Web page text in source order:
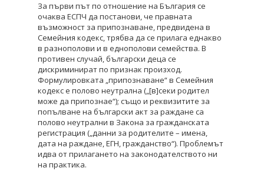
За първи път по отношение на България се
очаква ЕСПЧ да постанови, че правната
възможност за припознаване, предвидена в
Семейния кодекс, трябва да се прилага еднакво
в разнополови и в еднополови семейства. В
противен случай, български деца се
дискриминират по признак произход.
Формулировката „припознаване“ в Семейния
кодекс е полово неутрална („[в]секи родител
може да припознае“); също и реквизитите за
попълване на български акт за раждане са
полово неутрални в Закона за гражданската
регистрация („данни за родителите – имена,
дата на раждане, ЕГН, гражданство“). Проблемът
идва от прилагането на законодателството ни
на практика.